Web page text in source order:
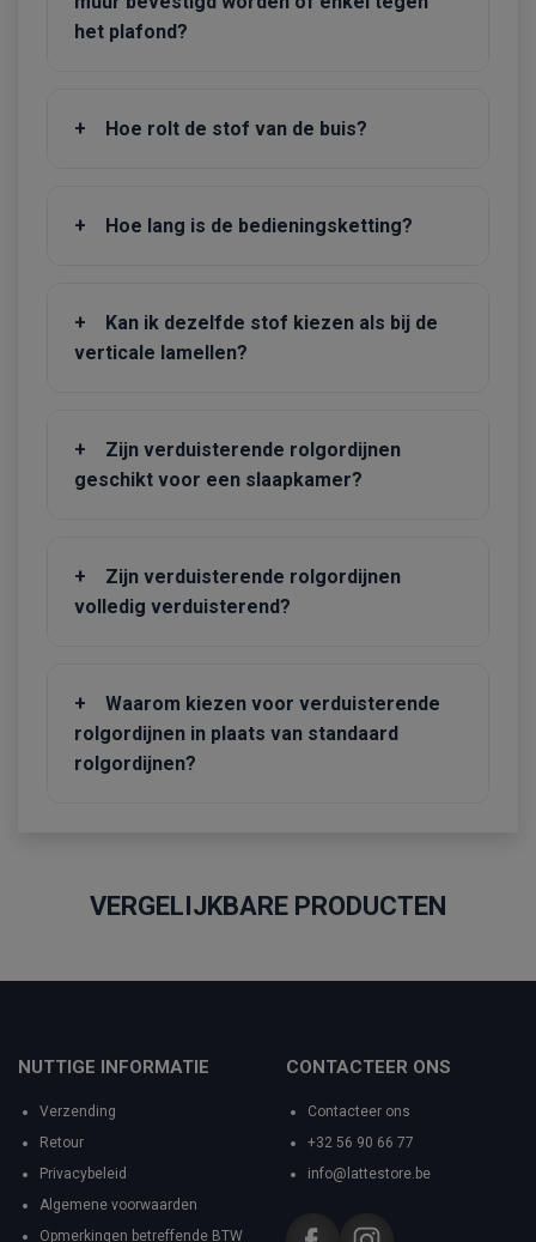
het plafond?
+ Hoe rolt de stof van de buis?
+ Hoe lang is de bedieningsketting?
+
Kan ik dezelfde stof kiezen als bij de
verticale lamellen?
+
Zijn verduisterende rolgordijnen
geschikt voor een slaapkamer?
+
Zijn verduisterende rolgordijnen
volledig verduisterend?
+
Waarom kiezen voor verduisterende
rolgordijnen in plaats van standaard
rolgordijnen?
VERGELIJKBARE PRODUCTEN
NUTTIGE INFORMATIE
Verzending
Retour
Privacybeleid
Algemene voorwaarden
Opmerkingen betreffende BTW
CONTACTEER ONS
Contacteer ons
+32 56 90 66 77
info@lattestore.be